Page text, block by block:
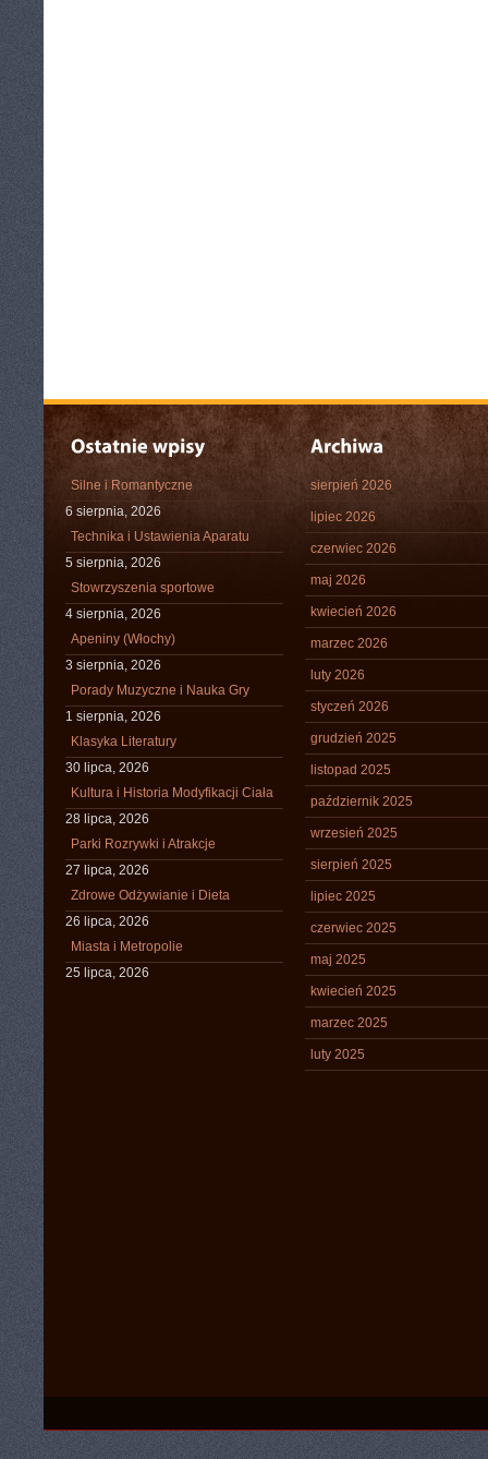
Silne i Romantyczne
6 sierpnia, 2026
Technika i Ustawienia Aparatu
5 sierpnia, 2026
Stowrzyszenia sportowe
4 sierpnia, 2026
Apeniny (Włochy)
3 sierpnia, 2026
Porady Muzyczne i Nauka Gry
1 sierpnia, 2026
Klasyka Literatury
30 lipca, 2026
Kultura i Historia Modyfikacji Ciała
28 lipca, 2026
Parki Rozrywki i Atrakcje
27 lipca, 2026
Zdrowe Odżywianie i Dieta
26 lipca, 2026
Miasta i Metropolie
25 lipca, 2026
sierpień 2026
lipiec 2026
czerwiec 2026
maj 2026
kwiecień 2026
marzec 2026
luty 2026
styczeń 2026
grudzień 2025
listopad 2025
październik 2025
wrzesień 2025
sierpień 2025
lipiec 2025
czerwiec 2025
maj 2025
kwiecień 2025
marzec 2025
luty 2025